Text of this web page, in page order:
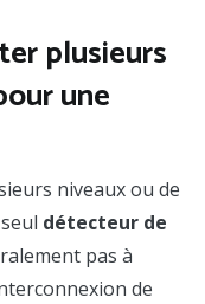
plusieurs
une
niveaux ou de
détecteur de
pas à
de